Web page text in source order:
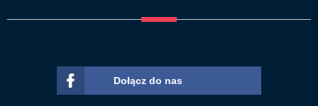
Dołącz do nas